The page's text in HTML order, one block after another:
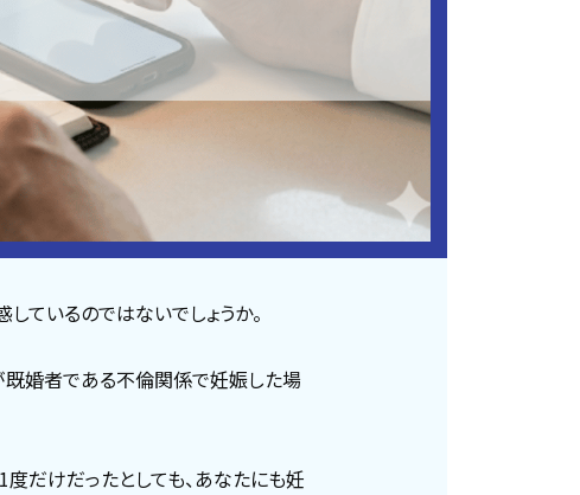
ているのではないでしょうか。
既婚者である不倫関係で妊娠した場
だけだったとしても、あなたにも妊